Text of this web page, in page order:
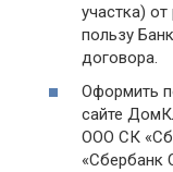
участка)
пользу
договора.
Оформить
сайте
ООО СК
«Сбербанк